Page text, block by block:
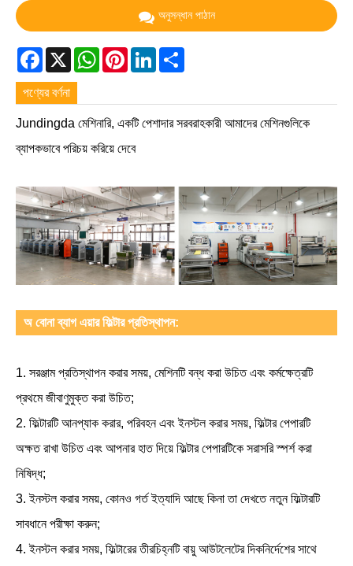
অনুসন্ধান পাঠান
Facebook
X WhatsApp
PinterestLinkedIn
পণ্যের বর্ণনা
Jundingda মেশিনারি, একটি পেশাদার সরবরাহকারী আমাদের মেশিনগুলিকে
ব্যাপকভাবে পরিচয় করিয়ে দেবে
অ বোনা ব্যাগ এয়ার ফিল্টার প্রতিস্থাপন:
1. সরঞ্জাম প্রতিস্থাপন করার সময়, মেশিনটি বন্ধ করা উচিত এবং কর্মক্ষেত্রটি
প্রথমে জীবাণুমুক্ত করা উচিত;
2. ফিল্টারটি আনপ্যাক করার, পরিবহন এবং ইনস্টল করার সময়, ফিল্টার পেপারটি
অক্ষত রাখা উচিত এবং আপনার হাত দিয়ে ফিল্টার পেপারটিকে সরাসরি স্পর্শ করা
নিষিদ্ধ;
3. ইনস্টল করার সময়, কোনও গর্ত ইত্যাদি আছে কিনা তা দেখতে নতুন ফিল্টারটি
সাবধানে পরীক্ষা করুন;
4. ইনস্টল করার সময়, ফিল্টারের তীরচিহ্নটি বায়ু আউটলেটের দিকনির্দেশের সাথে